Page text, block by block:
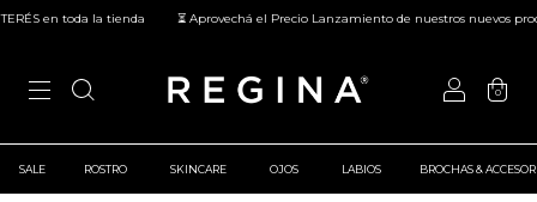
en toda la tienda ⏳ Aprovechá el Precio Lanzamiento de nuestros nuevos
0
SALE ROSTRO SKINCARE OJOS LABIOS BROCHAS &